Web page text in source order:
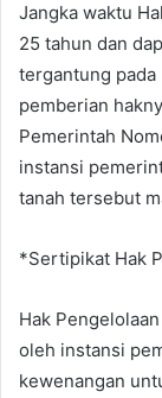
Jangka waktu
25 tahun dan
tergantung pada
pemberian
Pemerintah
instansi
tanah tersebut
*Sertipikat Hak
Hak
oleh instansi
kewenangan